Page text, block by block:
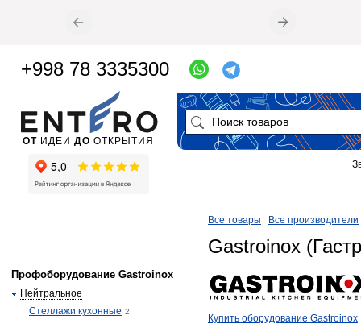
Все товары Все производители
Gastroinox
​Купить оборудование Gastroinox
Профоборудование Gastroinox
Нейтральное
Стеллажи кухонные 2
ОТ ИДЕИ ДО ОТКРЫТИЯ
+998 78 3335300